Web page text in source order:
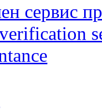
сервис